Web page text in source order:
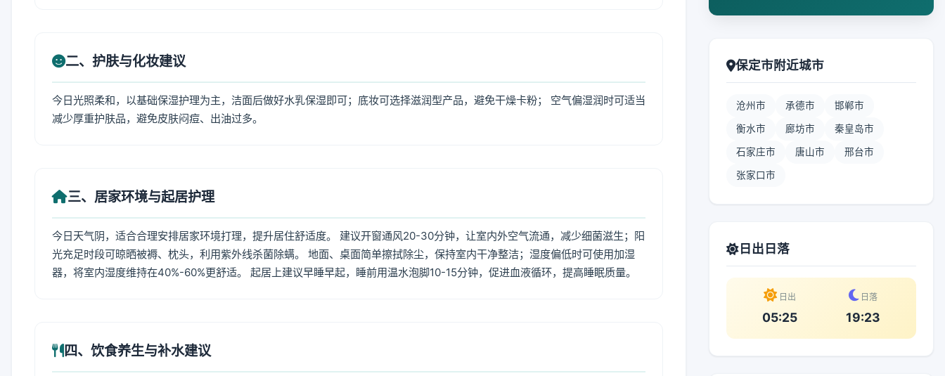
二、护肤与化妆建议
今日光照柔和，以基础保湿护理为主，洁面后做好水乳保湿即可；底妆可选择滋润型产品，避免干燥卡粉； 空气偏湿润时可适当
减少厚重护肤品，避免皮肤闷痘、出油过多。
三、居家环境与起居护理
今日天气阴，适合合理安排居家环境打理，提升居住舒适度。 建议开窗通风20-30分钟，让室内外空气流通，减少细菌滋生；阳
光充足时段可晾晒被褥、枕头，利用紫外线杀菌除螨。 地面、桌面简单擦拭除尘，保持室内干净整洁；湿度偏低时可使用加湿
器，将室内湿度维持在40%-60%更舒适。 起居上建议早睡早起，睡前用温水泡脚10-15分钟，促进血液循环，提高睡眠质量。
四、饮食养生与补水建议
保定市附近城市
沧州市 承德市 邯郸市
衡水市 廊坊市 秦皇岛市
石家庄市 唐山市 邢台市
张家口市
日出日落
日出
05:25
日落
19:23